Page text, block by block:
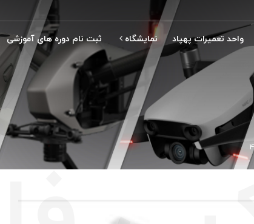
واحد تعمیرات پهپاد نمایشگاه ثبت نام دوره های آموزشی